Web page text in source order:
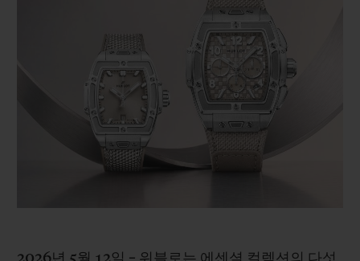
썸머 멀티 컬러 세라믹
빅뱅
휴블로티스타 및 연장 보증